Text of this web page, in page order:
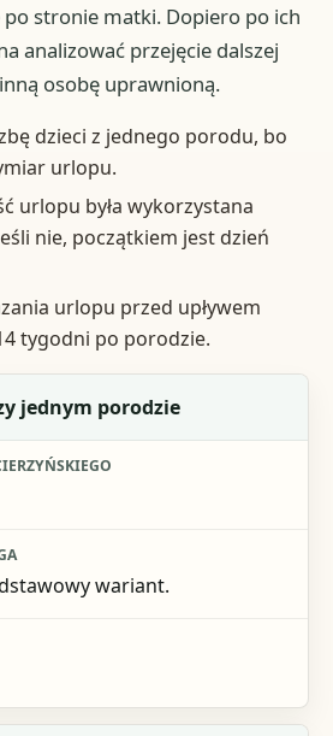
po stronie matki. Dopiero po ich
analizować przejęcie dalszej
osobę uprawnioną.
dzieci z jednego porodu, bo
urlopu.
urlopu była wykorzystana
nie, początkiem jest dzień
urlopu przed upływem
tygodni po porodzie.
jednym porodzie
wariant.